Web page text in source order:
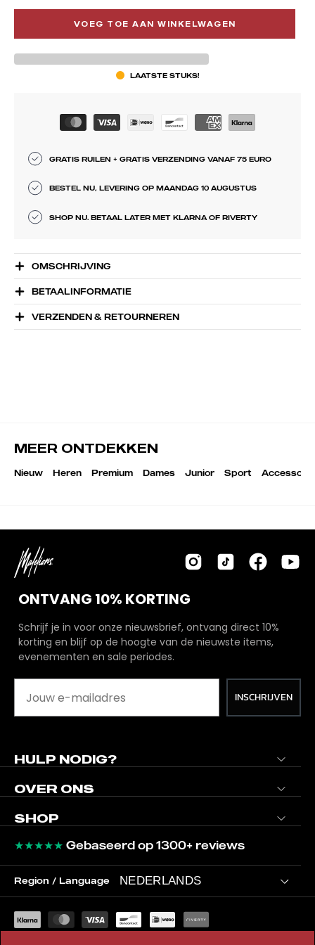
VOEG TOE AAN WINKELWAGEN
LAATSTE STUKS!
GRATIS RUILEN + GRATIS VERZENDING VANAF 75 EURO
BESTEL NU, LEVERING OP MAANDAG 10 AUGUSTUS
SHOP NU. BETAAL LATER MET KLARNA OF RIVERTY
OMSCHRIJVING
BETAALINFORMATIE
VERZENDEN & RETOURNEREN
MEER ONTDEKKEN
Nieuw Heren Premium Dames Junior Sport
ONTVANG 10% KORTING
Schrijf je in voor onze nieuwsbrief, ontvang direct 10%
korting en blijf op de hoogte van de nieuwste items,
evenementen en sale periodes.
INSCHRIJVEN
HULP NODIG?
OVER ONS
SHOP
★★★★★ Gebaseerd op 1300+ reviews
Region / Language NEDERLANDS